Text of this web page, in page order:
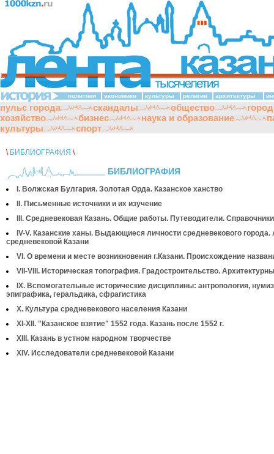
политики экономики культуры религии архитектуры
пульс города скандалы общество
хозяйство
бизнес наука и образование
культуры
спорт
\ БИБЛИОГРАФИЯ \
БИБЛИОГРАФИЯ
I. Волжская Булгария. Золотая Орда. Казанское ханство
II. Письменные источники и их изучение
III. Средневековая Казань. Общие работы. Путеводители. Справочники
IV-V. Казанские ханы. Выдающиеся личности средневекового города.
средневековой Казани
VI. О времени и месте возникновения г.Казани. Происхождение
VII-VIII. Историческая топография. Градостроительство.
IX. Вспомогательные исторические дисциплины: антропология,
эпиграфика, геральдика, сфрагистика
X. Культура средневекового населения Казани
XI-XII. "Казанское взятие" 1552 года. Казань после 1552 г.
XIII. Казань в устном народном творчестве
XIV. Исследователи средневековой Казани